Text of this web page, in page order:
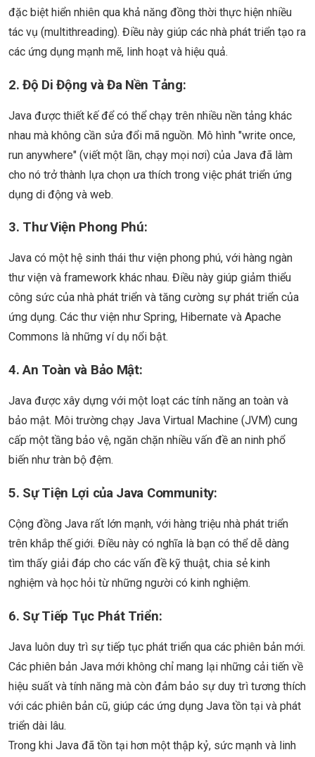
đặc biệt hiển nhiên qua khả năng đồng thời thực hiện nhiều
tác vụ (multithreading). Điều này giúp các nhà phát triển tạo ra
các ứng dụng mạnh mẽ, linh hoạt và hiệu quả.
2.Độ Di Động và Đa Nền Tảng:
Java được thiết kế để có thể chạy trên nhiều nền tảng khác
nhau mà không cần sửa đổi mã nguồn. Mô hình "write once,
run anywhere" (viết một lần, chạy mọi nơi) của Java đã làm
cho nó trở thành lựa chọn ưa thích trong việc phát triển ứng
dụng di động và web.
3. Thư Viện Phong Phú:
Java có một hệ sinh thái thư viện phong phú, với hàng ngàn
thư viện và framework khác nhau. Điều này giúp giảm thiểu
công sức của nhà phát triển và tăng cường sự phát triển của
ứng dụng. Các thư viện như Spring, Hibernate và Apache
Commons là những ví dụ nổi bật.
4.An Toàn và Bảo Mật:
Java được xây dựng với một loạt các tính năng an toàn và
bảo mật. Môi trường chạy Java Virtual Machine (JVM) cung
cấp một tầng bảo vệ, ngăn chặn nhiều vấn đề an ninh phổ
biến như tràn bộ đệm.
5. Sự Tiện Lợi của Java Community:
Cộng đồng Java rất lớn mạnh, với hàng triệu nhà phát triển
trên khắp thế giới. Điều này có nghĩa là bạn có thể dễ dàng
tìm thấy giải đáp cho các vấn đề kỹ thuật, chia sẻ kinh
nghiệm và học hỏi từ những người có kinh nghiệm.
6. Sự Tiếp Tục Phát Triển:
Java luôn duy trì sự tiếp tục phát triển qua các phiên bản mới.
Các phiên bản Java mới không chỉ mang lại những cải tiến về
hiệu suất và tính năng mà còn đảm bảo sự duy trì tương thích
với các phiên bản cũ, giúp các ứng dụng Java tồn tại và phát
triển dài lâu.
Trong khi Java đã tồn tại hơn một thập kỷ, sức mạnh và linh